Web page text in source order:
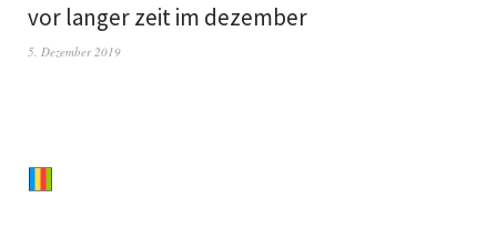
vor langer zeit im dezember
5. Dezember 2019